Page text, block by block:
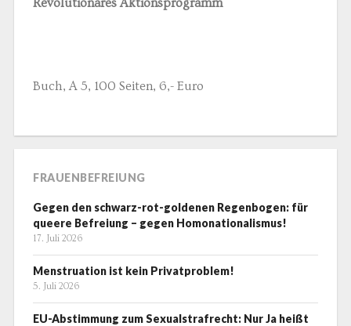
Revolutionäres Aktionsprogramm
Buch, A 5, 100 Seiten, 6,- Euro
FRAUENBEFREIUNG
Gegen den schwarz-rot-goldenen Regenbogen: für
queere Befreiung – gegen Homonationalismus!
17. Juli 2026
Menstruation ist kein Privatproblem!
5. Juli 2026
EU-Abstimmung zum Sexualstrafrecht: Nur Ja heißt